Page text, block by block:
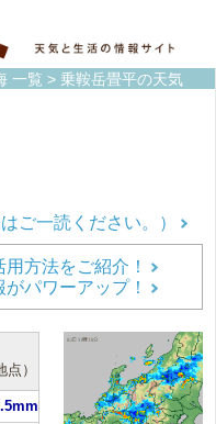
一覧 > 乗鞍岳畳平の天気
ご一読ください。）
方法をご紹介！
パワーアップ！
）